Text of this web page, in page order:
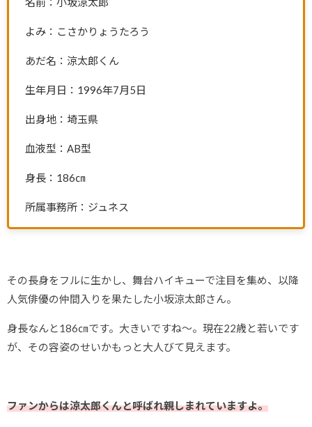
よみ：こさかりょうたろう
あだ名：涼太郎くん
生年月日：1996年7月5日
出身地：埼玉県
血液型：AB型
身長：186㎝
所属事務所：ジュネス
その長身をフルに生かし、舞台ハイキューで注目を集め、以降
人気俳優の仲間入りを果たした小坂涼太郎さん。
身長なんと186㎝です。大きいですね～。現在22歳と若いです
が、その容姿のせいかもっと大人びて見えます。
ファンからは涼太郎くんと呼ばれ親しまれていますよ。